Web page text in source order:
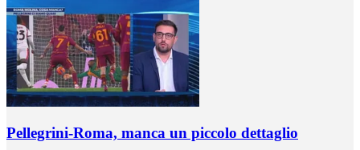
Pellegrini-Roma, manca un piccolo dettaglio